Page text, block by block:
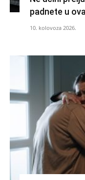
padnete u
10. kolovoza 2026.